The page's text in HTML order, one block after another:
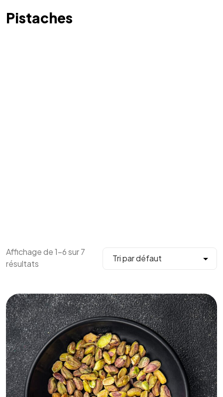
Pistaches
Affichage de 1–6 sur 7
résultats